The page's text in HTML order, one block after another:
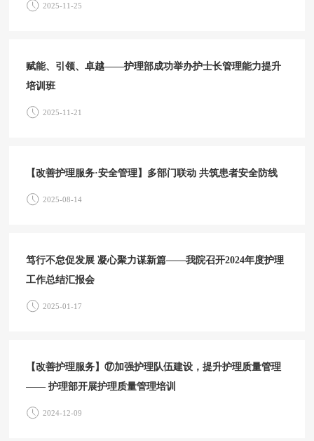
2025-11-25
赋能、引领、卓越——护理部成功举办护士长管理能力提升
培训班
2025-11-21
【改善护理服务·安全管理】多部门联动 共筑患者安全防线
2025-08-14
笃行不怠促发展 凝心聚力谋新篇——我院召开2024年度护理
工作总结汇报会
2025-01-17
【改善护理服务】⑰加强护理队伍建设，提升护理质量管理
—— 护理部开展护理质量管理培训
2024-12-09